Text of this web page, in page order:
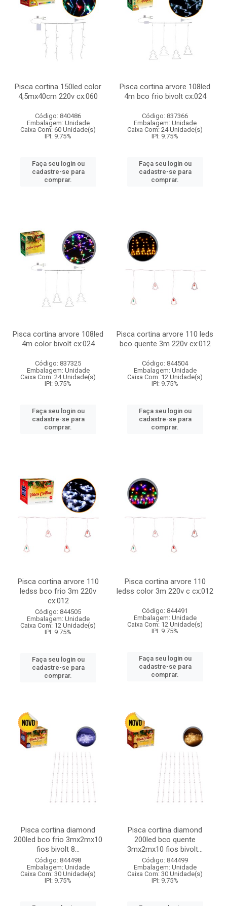
Pisca cortina 150led color
4,5mx40cm 220v cx:060
Código: 840486
Embalagem: Unidade
Caixa Com: 60 Unidade(s)
IPI: 9.75%
Faça seu login ou
cadastre-se para
comprar.
Pisca cortina arvore 108led
4m bco frio bivolt cx:024
Código: 837366
Embalagem: Unidade
Caixa Com: 24 Unidade(s)
IPI: 9.75%
Faça seu login ou
cadastre-se para
comprar.
Pisca cortina arvore 108led
4m color bivolt cx:024
Código: 837325
Embalagem: Unidade
Caixa Com: 24 Unidade(s)
IPI: 9.75%
Faça seu login ou
cadastre-se para
comprar.
Pisca cortina arvore 110 leds
bco quente 3m 220v cx:012
Código: 844504
Embalagem: Unidade
Caixa Com: 12 Unidade(s)
IPI: 9.75%
Faça seu login ou
cadastre-se para
comprar.
Pisca cortina arvore 110
ledss bco frio 3m 220v
cx:012
Código: 844505
Embalagem: Unidade
Caixa Com: 12 Unidade(s)
IPI: 9.75%
Faça seu login ou
cadastre-se para
comprar.
Pisca cortina arvore 110
ledss color 3m 220v c cx:012
Código: 844491
Embalagem: Unidade
Caixa Com: 12 Unidade(s)
IPI: 9.75%
Faça seu login ou
cadastre-se para
comprar.
Pisca cortina diamond
200led bco frio 3mx2mx10
fios bivolt 8...
Código: 844498
Embalagem: Unidade
Caixa Com: 30 Unidade(s)
IPI: 9.75%
Pisca cortina diamond
200led bco quente
3mx2mx10 fios bivolt...
Código: 844499
Embalagem: Unidade
Caixa Com: 30 Unidade(s)
IPI: 9.75%